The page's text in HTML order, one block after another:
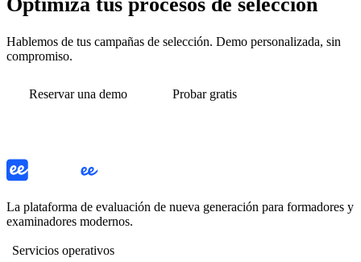
Optimiza tus procesos de selección
Hablemos de tus campañas de selección. Demo personalizada, sin
compromiso.
Reservar una demo Probar gratis
La plataforma de evaluación de nueva generación para formadores y
examinadores modernos.
Servicios operativos